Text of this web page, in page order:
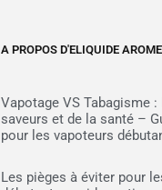
A PROPOS D'ELIQUIDE AROME
Vapotage VS Tabagisme :
saveurs et de la santé –
pour les vapoteurs
Les pièges à éviter pour